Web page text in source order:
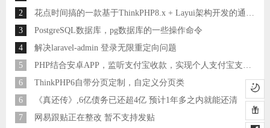
2
3
PostgreSQL数据库，pg数据库的一些操作命令
4
解决laravel-admin 登录无限重定向问题
5
6
ThinkPHP6自带分页定制，自定义分页类
6
《真还传》,6亿债务已还超4亿 预计1年多之内就能还清
7
网易跟贴正在整改 暂不支持发贴